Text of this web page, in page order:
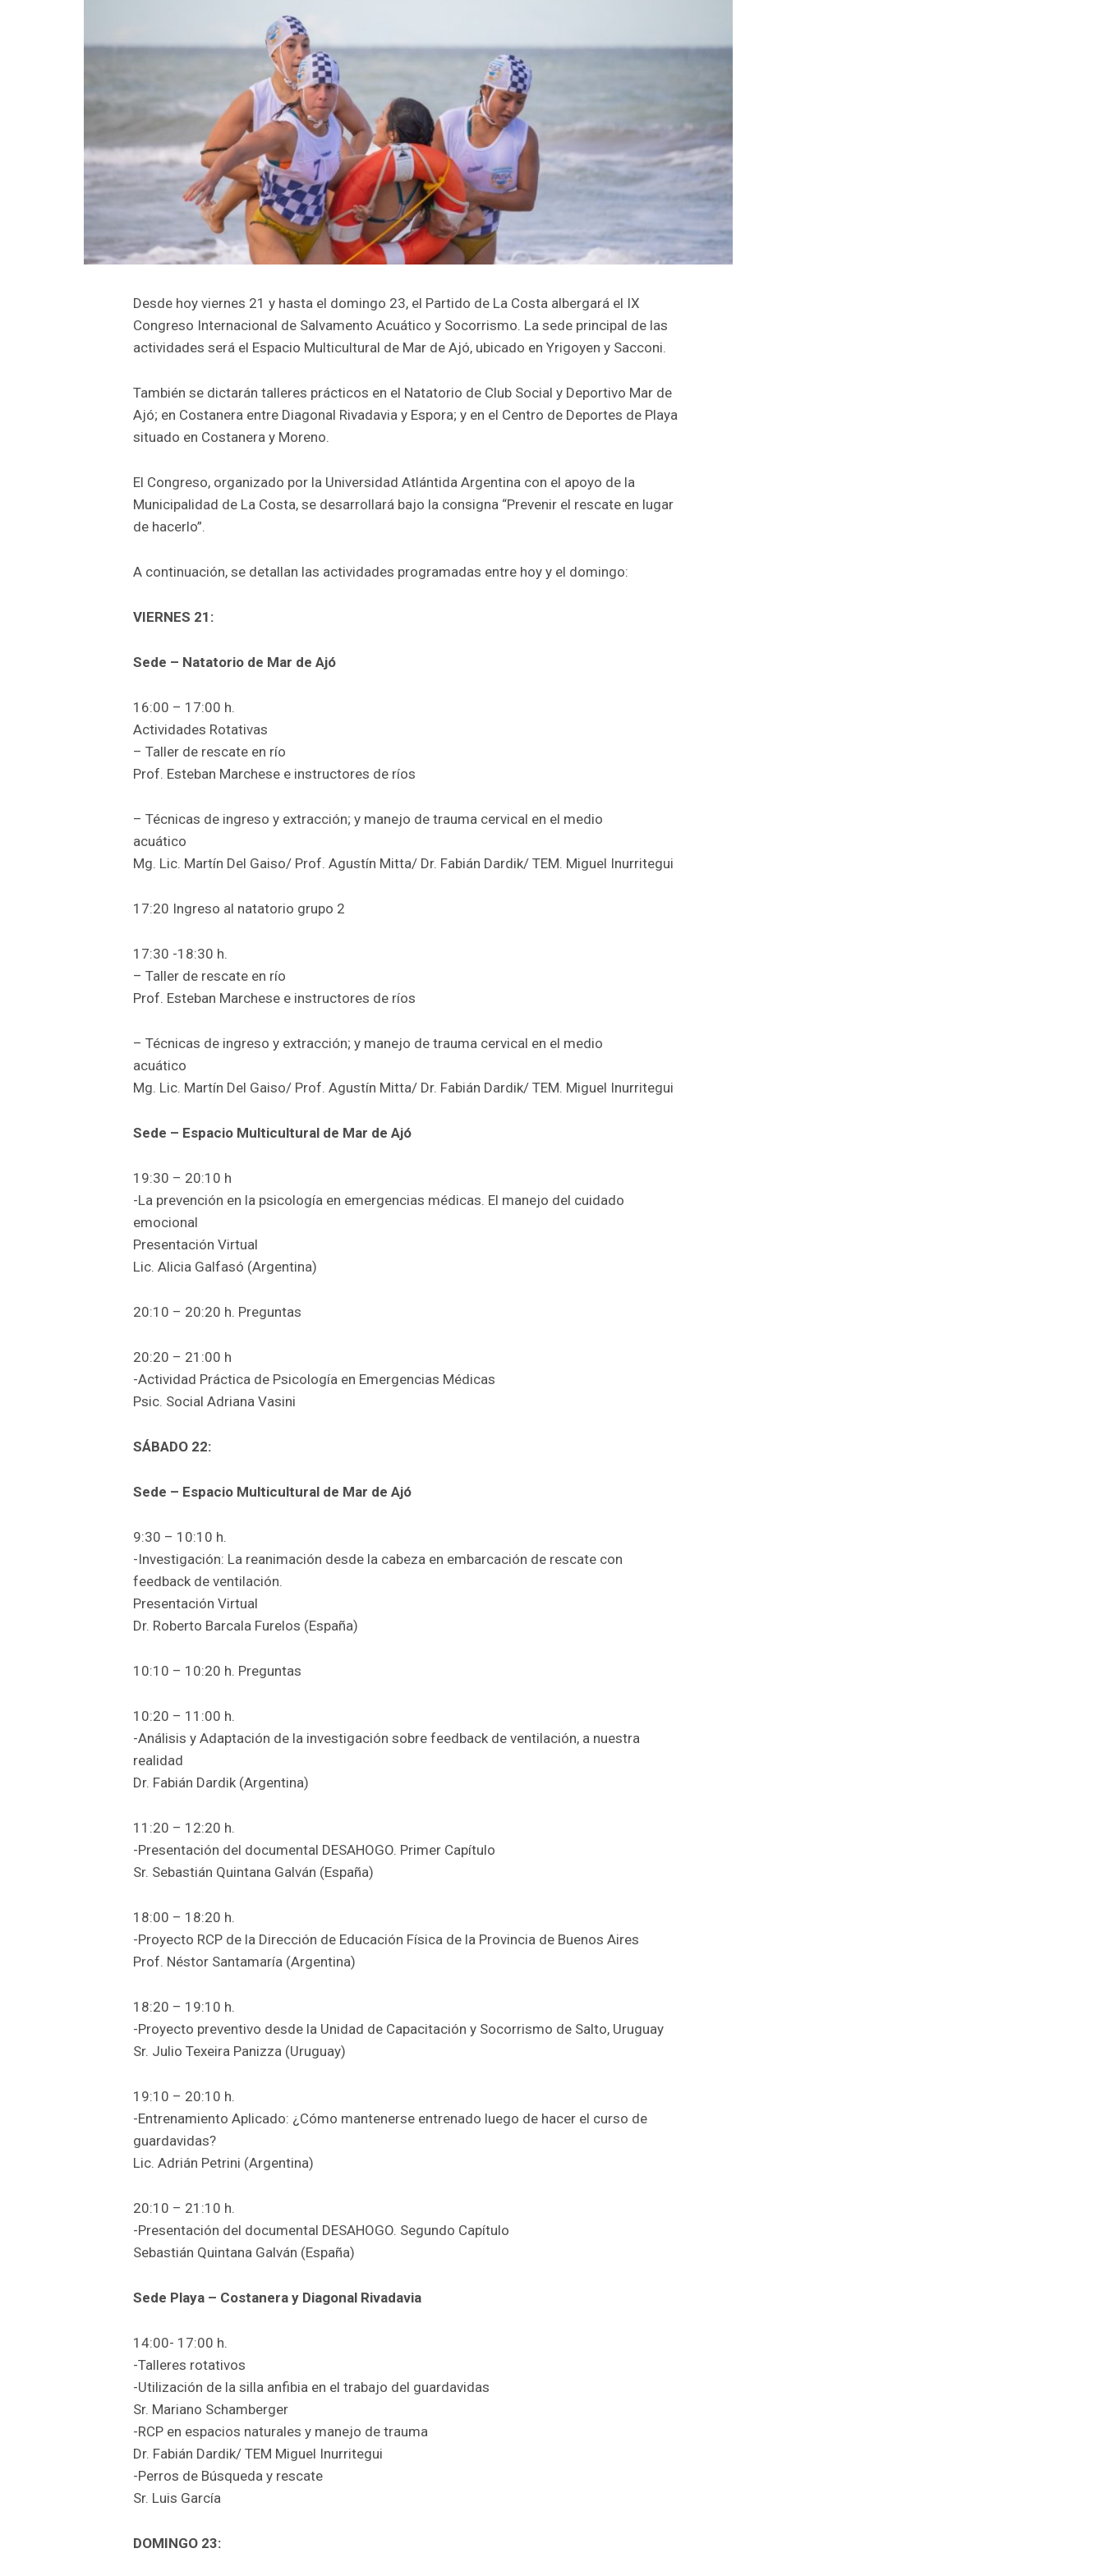
Desde hoy viernes 21 y hasta el domingo 23, el Partido de La Costa albergará el IX
Congreso Internacional de Salvamento Acuático y Socorrismo. La sede principal de las
actividades será el Espacio Multicultural de Mar de Ajó, ubicado en Yrigoyen y Sacconi.
También se dictarán talleres prácticos en el Natatorio de Club Social y Deportivo Mar de
Ajó; en Costanera entre Diagonal Rivadavia y Espora; y en el Centro de Deportes de Playa
situado en Costanera y Moreno.
El Congreso, organizado por la Universidad Atlántida Argentina con el apoyo de la
Municipalidad de La Costa, se desarrollará bajo la consigna “Prevenir el rescate en lugar
de hacerlo”.
A continuación, se detallan las actividades programadas entre hoy y el domingo:
VIERNES 21:
Sede – Natatorio de Mar de Ajó
16:00 – 17:00 h.
Actividades Rotativas
– Taller de rescate en río
Prof. Esteban Marchese e instructores de ríos
– Técnicas de ingreso y extracción; y manejo de trauma cervical en el medio
acuático
Mg. Lic. Martín Del Gaiso/ Prof. Agustín Mitta/ Dr. Fabián Dardik/ TEM. Miguel Inurritegui
17:20 Ingreso al natatorio grupo 2
17:30 -18:30 h.
– Taller de rescate en río
Prof. Esteban Marchese e instructores de ríos
– Técnicas de ingreso y extracción; y manejo de trauma cervical en el medio
acuático
Mg. Lic. Martín Del Gaiso/ Prof. Agustín Mitta/ Dr. Fabián Dardik/ TEM. Miguel Inurritegui
Sede – Espacio Multicultural de Mar de Ajó
19:30 – 20:10 h
-La prevención en la psicología en emergencias médicas. El manejo del cuidado
emocional
Presentación Virtual
Lic. Alicia Galfasó (Argentina)
20:10 – 20:20 h. Preguntas
20:20 – 21:00 h
-Actividad Práctica de Psicología en Emergencias Médicas
Psic. Social Adriana Vasini
SÁBADO 22:
Sede – Espacio Multicultural de Mar de Ajó
9:30 – 10:10 h.
-Investigación: La reanimación desde la cabeza en embarcación de rescate con
feedback de ventilación.
Presentación Virtual
Dr. Roberto Barcala Furelos (España)
10:10 – 10:20 h. Preguntas
10:20 – 11:00 h.
-Análisis y Adaptación de la investigación sobre feedback de ventilación, a nuestra
realidad
Dr. Fabián Dardik (Argentina)
11:20 – 12:20 h.
-Presentación del documental DESAHOGO. Primer Capítulo
Sr. Sebastián Quintana Galván (España)
18:00 – 18:20 h.
-Proyecto RCP de la Dirección de Educación Física de la Provincia de Buenos Aires
Prof. Néstor Santamaría (Argentina)
18:20 – 19:10 h.
-Proyecto preventivo desde la Unidad de Capacitación y Socorrismo de Salto, Uruguay
Sr. Julio Texeira Panizza (Uruguay)
19:10 – 20:10 h.
-Entrenamiento Aplicado: ¿Cómo mantenerse entrenado luego de hacer el curso de
guardavidas?
Lic. Adrián Petrini (Argentina)
20:10 – 21:10 h.
-Presentación del documental DESAHOGO. Segundo Capítulo
Sebastián Quintana Galván (España)
Sede Playa – Costanera y Diagonal Rivadavia
14:00- 17:00 h.
-Talleres rotativos
-Utilización de la silla anfibia en el trabajo del guardavidas
Sr. Mariano Schamberger
-RCP en espacios naturales y manejo de trauma
Dr. Fabián Dardik/ TEM Miguel Inurritegui
-Perros de Búsqueda y rescate
Sr. Luis García
DOMINGO 23: